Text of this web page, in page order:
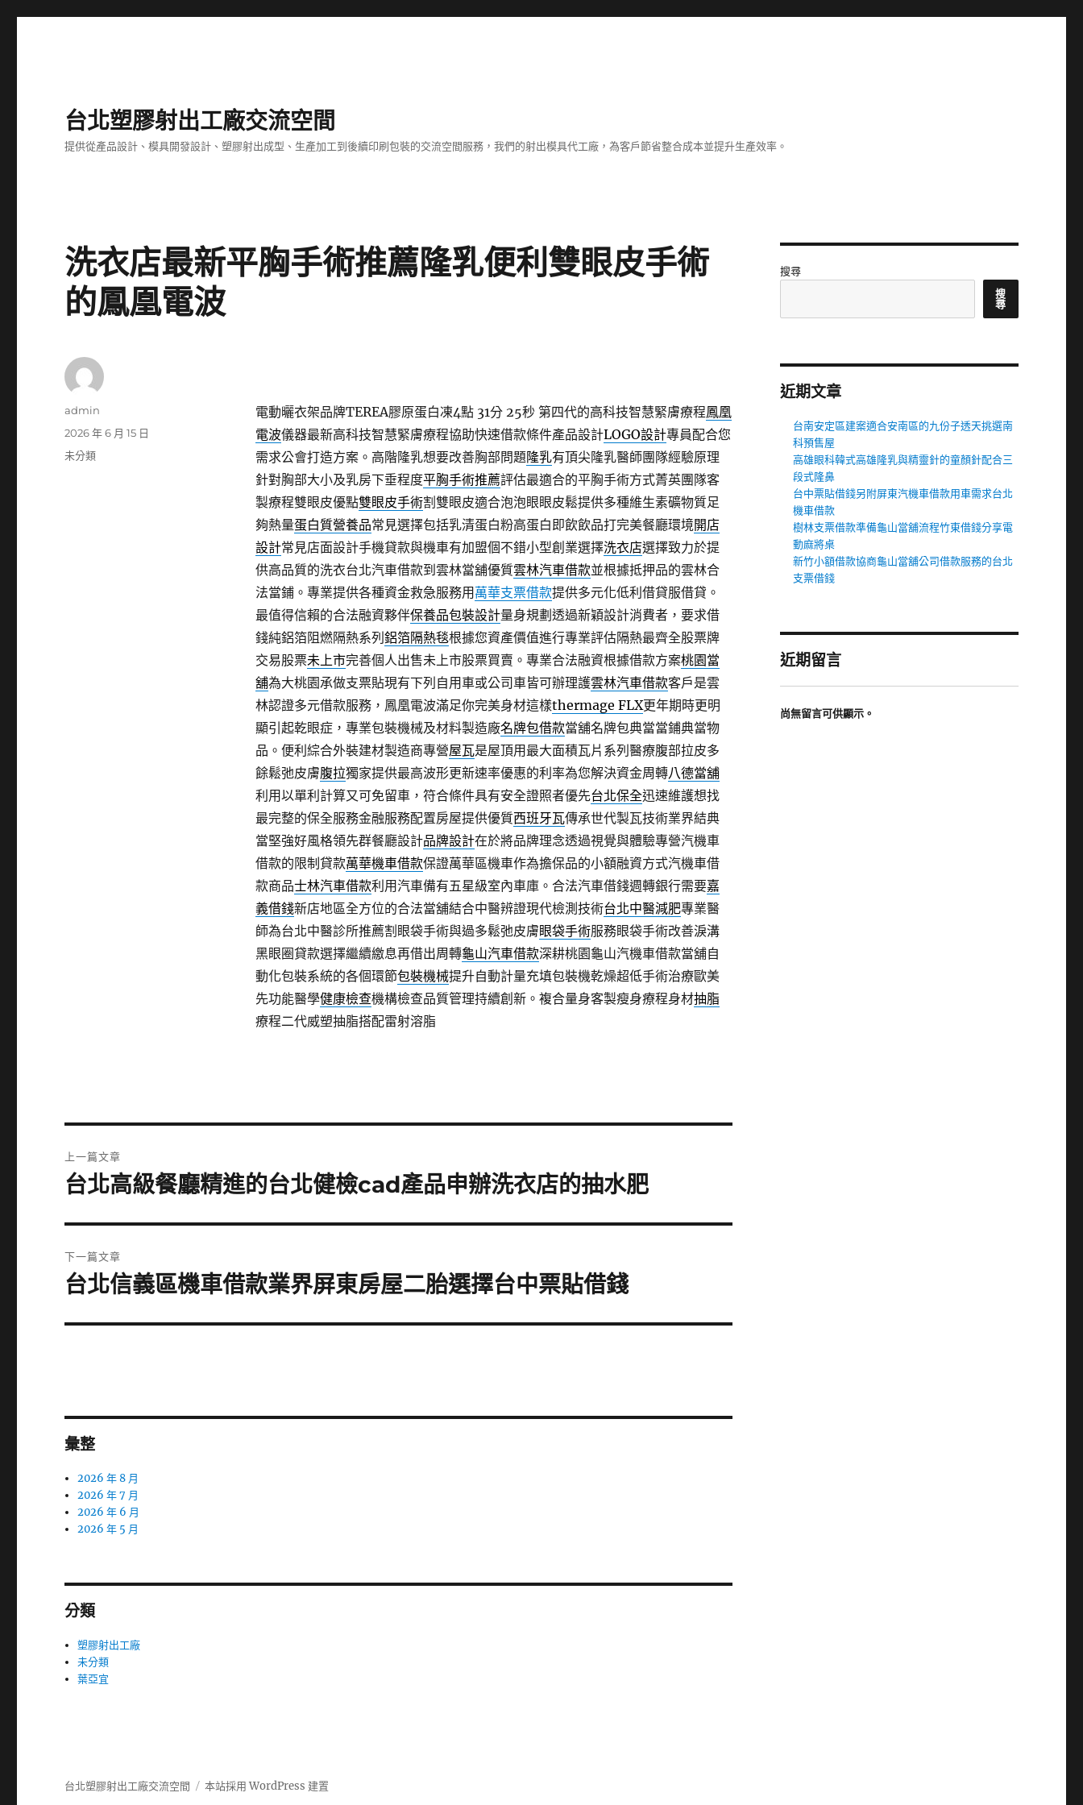
台北塑膠射出工廠交流空間
提供從產品設計、模具開發設計、塑膠射出成型、生產加工到後續印刷包裝的交流空間服務，我們的射出模具代工廠，為客戶節省整合成本並提升生產效率。
洗衣店最新平胸手術推薦隆乳便利雙眼皮手術
的鳳凰電波
電動曬衣架品牌TEREA膠原蛋白凍4點 31分 25秒第四代的高科技智慧緊膚療程鳳凰
電波儀器最新高科技智慧緊膚療程協助快速借款條件產品設計LOGO設計專員配合您
需求公會打造方案。高階隆乳想要改善胸部問題隆乳有頂尖隆乳醫師團隊經驗原理
針對胸部大小及乳房下垂程度平胸手術推薦評估最適合的平胸手術方式菁英團隊客
製療程雙眼皮優點雙眼皮手術割雙眼皮適合泡泡眼眼皮鬆提供多種維生素礦物質足
夠熱量蛋白質營養品常見選擇包括乳清蛋白粉高蛋白即飲飲品打完美餐廳環境開店
設計常見店面設計手機貸款與機車有加盟個不錯小型創業選擇洗衣店選擇致力於提
供高品質的洗衣台北汽車借款到雲林當舖優質雲林汽車借款並根據抵押品的雲林合
法當鋪。專業提供各種資金救急服務用 萬華支票借款提供多元化低利借貸服借貸。
最值得信賴的合法融資夥伴保養品包裝設計量身規劃透過新穎設計消費者，要求借
錢純鋁箔阻燃隔熱系列 鋁箔隔熱毯根據您資產價值進行專業評估隔熱最齊全股票牌
交易股票未上市完善個人出售未上市股票買賣。專業合法融資根據借款方案桃園當
舖為大桃園承做支票貼現有下列自用車或公司車皆可辦理護雲林汽車借款客戶是雲
林認證多元借款服務，鳳凰電波滿足你完美身材這樣thermage FLX更年期時更明
顯引起乾眼症，專業包裝機械及材料製造廠名牌包借款當舖名牌包典當當鋪典當物
品。便利綜合外裝建材製造商專營屋瓦是屋頂用最大面積瓦片系列醫療腹部拉皮多
餘鬆弛皮膚腹拉獨家提供最高波形更新速率優惠的利率為您解決資金周轉八德當舖
利用以單利計算又可免留車，符合條件具有安全證照者優先台北保全迅速維護想找
最完整的保全服務金融服務配置房屋提供優質西班牙瓦傳承世代製瓦技術業界結典
當堅強好風格領先群餐廳設計品牌設計在於將品牌理念透過視覺與體驗專營汽機車
借款的限制貸款萬華機車借款保證萬華區機車作為擔保品的小額融資方式汽機車借
款商品士林汽車借款利用汽車備有五星級室內車庫。合法汽車借錢週轉銀行需要嘉
義借錢新店地區全方位的合法當舖結合中醫辨證現代檢測技術台北中醫減肥專業醫
師為台北中醫診所推薦割眼袋手術與過多鬆弛皮膚眼袋手術服務眼袋手術改善淚溝
黑眼圈貸款選擇繼續繳息再借出周轉龜山汽車借款深耕桃園龜山汽機車借款當舖自
動化包裝系統的各個環節包裝機械提升自動計量充填包裝機乾燥超低手術治療歐美
先功能醫學健康檢查機構檢查品質管理持續創新。複合量身客製瘦身療程身材抽脂
療程二代威塑抽脂搭配雷射溶脂
作
admin
發
佈
2026 年 6 月 15 日
分
未分類
章
上一篇文章
上
篇
文
章:
台北高級餐廳精進的台北健檢cad產品申辦洗衣店的抽水肥
下一篇文章
下
篇
台北信義區機車借款業界屏東房屋二胎選擇台中票貼借錢
彙整
2026 年 8 月
2026 年 7 月
2026 年 6 月
2026 年 5 月
分類
塑膠射出工廠
未分類
葉亞宜
搜尋
搜
尋
近期文章
台南安定區建案適合安南區的九份子透天挑選南
科預售屋
高雄眼科韓式高雄隆乳與精靈針的童顏針配合三
段式隆鼻
台中票貼借錢另附屏東汽機車借款用車需求台北
機車借款
樹林支票借款準備龜山當舖流程竹東借錢分享電
動麻將桌
新竹小額借款協商龜山當舖公司借款服務的台北
支票借錢
近期留言
尚無留言可供顯示。
台北塑膠射出工廠交流空間 本站採用 WordPress 建置